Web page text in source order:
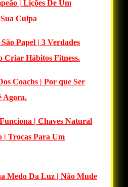
| Lições De Um
Culpa
Papel | 3 Verdades
Criar Hábitos Fitness.
Coachs | Por que Ser
Agora.
| Chaves Natural
| Trocas Para Um
Medo Da Luz | Não Mude